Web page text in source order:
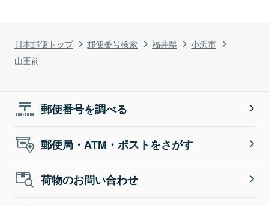
日本郵便トップ 郵便番号検索 福井県
小浜市
山王前
郵便番号を調べる
郵便局・ATM・ポストをさがす
荷物のお問い合わせ